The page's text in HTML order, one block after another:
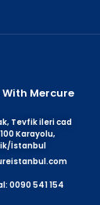
Mercure
Tevfik ileri cad
Karayolu,
İstanbul
0090 541 154